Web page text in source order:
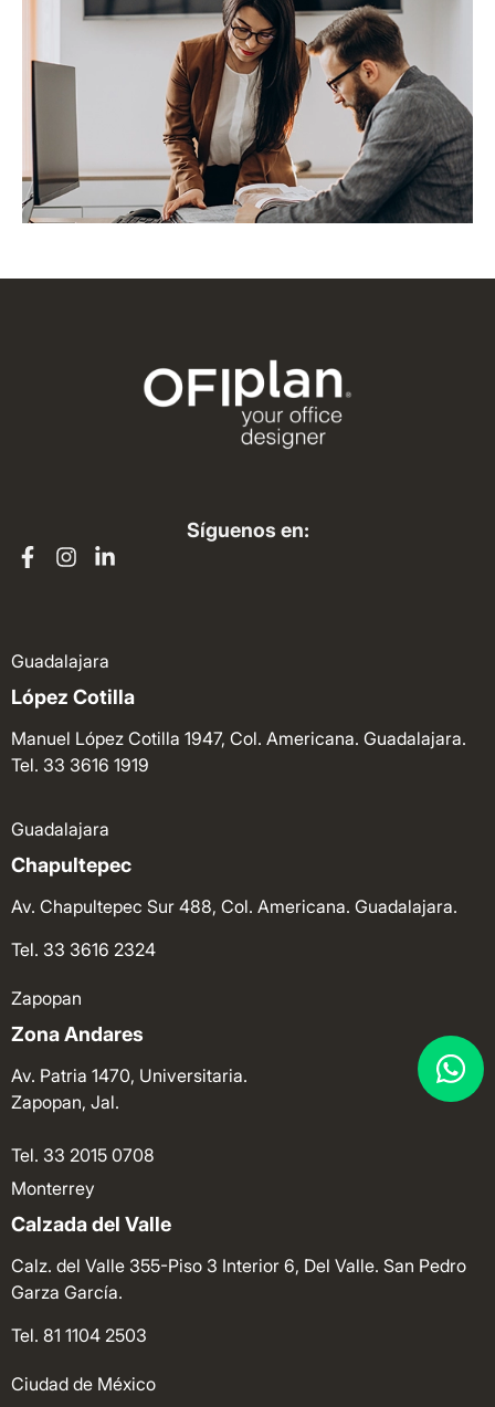
Síguenos en:
Guadalajara
López Cotilla
Manuel López Cotilla 1947, Col. Americana. Guadalajara.
Tel. 33 3616 1919
Guadalajara
Chapultepec
Av. Chapultepec Sur 488, Col. Americana. Guadalajara.
Tel. 33 3616 2324
Zapopan
Zona Andares
Av. Patria 1470, Universitaria.
Zapopan, Jal.
Tel. 33 2015 0708
Monterrey
Calzada del Valle
Calz. del Valle 355-Piso 3 Interior 6, Del Valle. San Pedro
Garza García.
Tel. 81 1104 2503
Ciudad de México